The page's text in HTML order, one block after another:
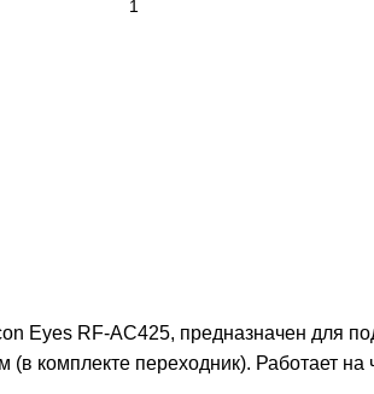
Eyes RF-AC425, предназначен для
комплекте переходник). Работает